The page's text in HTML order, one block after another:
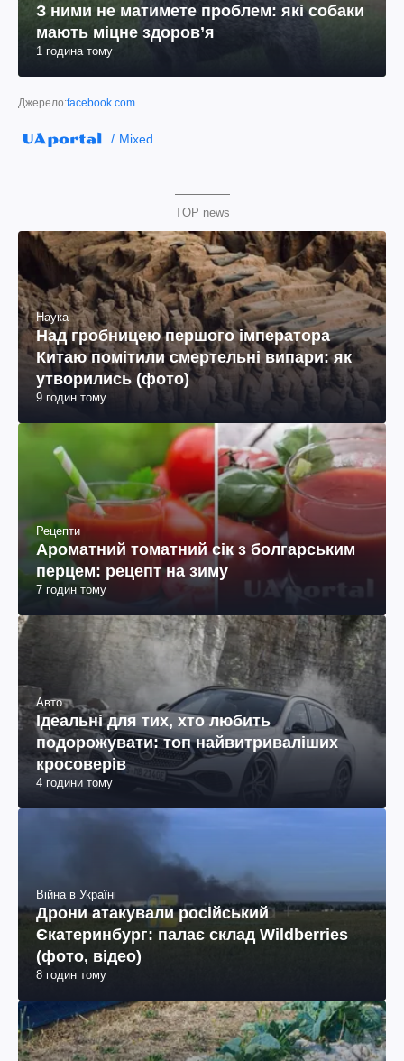
З ними не матимете проблем: які собаки
мають міцне здоров’я
1 година тому
Джерело:facebook.com
Mixed
TOP news
Наука
Над гробницею першого імператора
Китаю помітили смертельні випари: як
утворились (фото)
9 годин тому
Рецепти
Ароматний томатний сік з болгарським
перцем: рецепт на зиму
7 годин тому
Авто
Ідеальні для тих, хто любить
подорожувати: топ найвитриваліших
кросоверів
4 години тому
Війна в Україні
Дрони атакували російський
Єкатеринбург: палає склад Wildberries
(фото, відео)
8 годин тому